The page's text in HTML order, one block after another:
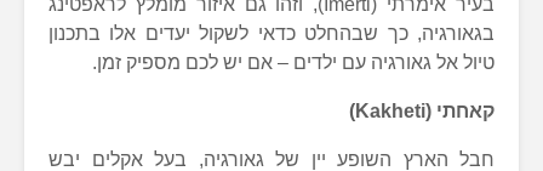
בעיר אימרתי (Imerti), וזהו גם איזור מומלץ לראפטינג
בגאורגיה, כך שבהחלט כדאי לשקול יעדים אלו בתכנון
טיול אל גאורגיה עם ילדים – אם יש לכם מספיק זמן.
קאחתי (Kakheti)
חבל הארץ השופע יין של גאורגיה, בעל אקלים יבש